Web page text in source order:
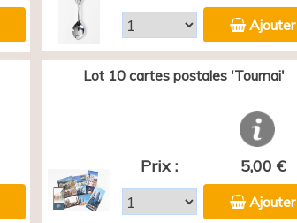
Ajouter
Lot 10 cartes postales 'Tournai'
Prix : 5,00 €
Ajouter